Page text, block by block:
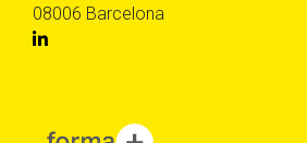
08006 Barcelona